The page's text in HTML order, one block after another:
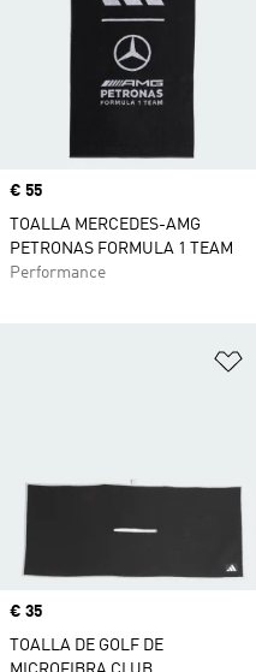
Precio
€ 55
TOALLA MERCEDES-AMG
PETRONAS FORMULA 1 TEAM
Performance
Precio
€ 35
TOALLA DE GOLF DE